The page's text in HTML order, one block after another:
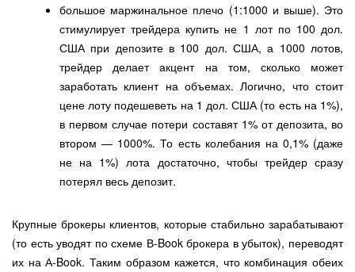
большое маржинальное плечо (1:1000 и выше). Это
стимулирует трейдера купить не 1 лот по 100 дол.
США при депозите в 100 дол. США, а 1000 лотов,
трейдер делает акцент на том, сколько может
заработать клиент на объемах. Логично, что стоит
цене лоту подешеветь на 1 дол. США (то есть на 1%),
в первом случае потери составят 1% от депозита, во
втором — 1000%. То есть колебания на 0,1% (даже
не на 1%) лота достаточно, чтобы трейдер сразу
потерял весь депозит.
Крупные брокеры клиентов, которые стабильно зарабатывают
(то есть уводят по схеме В-Book брокера в убыток), переводят
их на А-Book. Таким образом кажется, что комбинация обеих